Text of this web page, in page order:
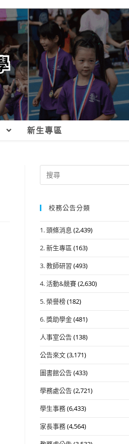
新生專區
Search
for:
校務公告分類
1. 頭條消息 (2,439)
2. 新生專區 (163)
3. 教師研習 (493)
4. 活動&競賽(2,630)
5. 榮譽榜(182)
6. 獎助學金(481)
人事室公告(138)
公告來文(3,171)
圖書館公告(433)
學務處公告(2,721)
學生事務(6,433)
家長事務(4,564)